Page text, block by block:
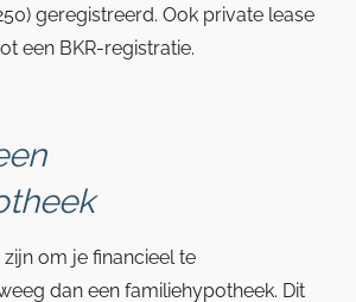
geregistreerd. Ook private lease
een BKR-registratie.
om je financieel te
dan een familiehypotheek. Dit